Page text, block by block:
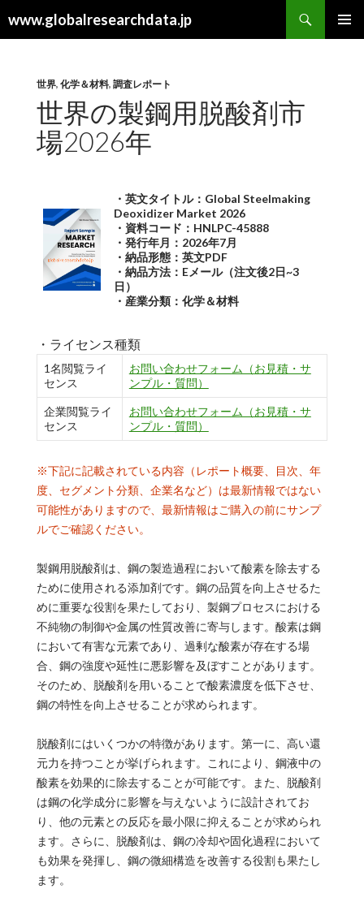
www.globalresearchdata.jp
索
世界, 化学＆材料, 調査レポート
世界の製鋼用脱酸剤市
場2026年
・英文タイトル：Global Steelmaking
Deoxidizer Market 2026
・資料コード：HNLPC-45888
・発行年月：2026年7月
・納品形態：英文PDF
・納品方法：Eメール（注文後2日~3
日）
・産業分類：化学＆材料
・ライセンス種類
1名閲覧ライ
センス
お問い合わせフォーム（お見積・サ
ンプル・質問）
企業閲覧ライ
センス
お問い合わせフォーム（お見積・サ
ンプル・質問）
※下記に記載されている内容（レポート概要、目次、年
度、セグメント分類、企業名など）は最新情報ではない
可能性がありますので、最新情報はご購入の前にサンプ
ルでご確認ください。
製鋼用脱酸剤は、鋼の製造過程において酸素を除去する
ために使用される添加剤です。鋼の品質を向上させるた
めに重要な役割を果たしており、製鋼プロセスにおける
不純物の制御や金属の性質改善に寄与します。酸素は鋼
において有害な元素であり、過剰な酸素が存在する場
合、鋼の強度や延性に悪影響を及ぼすことがあります。
そのため、脱酸剤を用いることで酸素濃度を低下させ、
鋼の特性を向上させることが求められます。
脱酸剤にはいくつかの特徴があります。第一に、高い還
元力を持つことが挙げられます。これにより、鋼液中の
酸素を効果的に除去することが可能です。また、脱酸剤
は鋼の化学成分に影響を与えないように設計されてお
り、他の元素との反応を最小限に抑えることが求められ
ます。さらに、脱酸剤は、鋼の冷却や固化過程において
も効果を発揮し、鋼の微細構造を改善する役割も果たし
ます。